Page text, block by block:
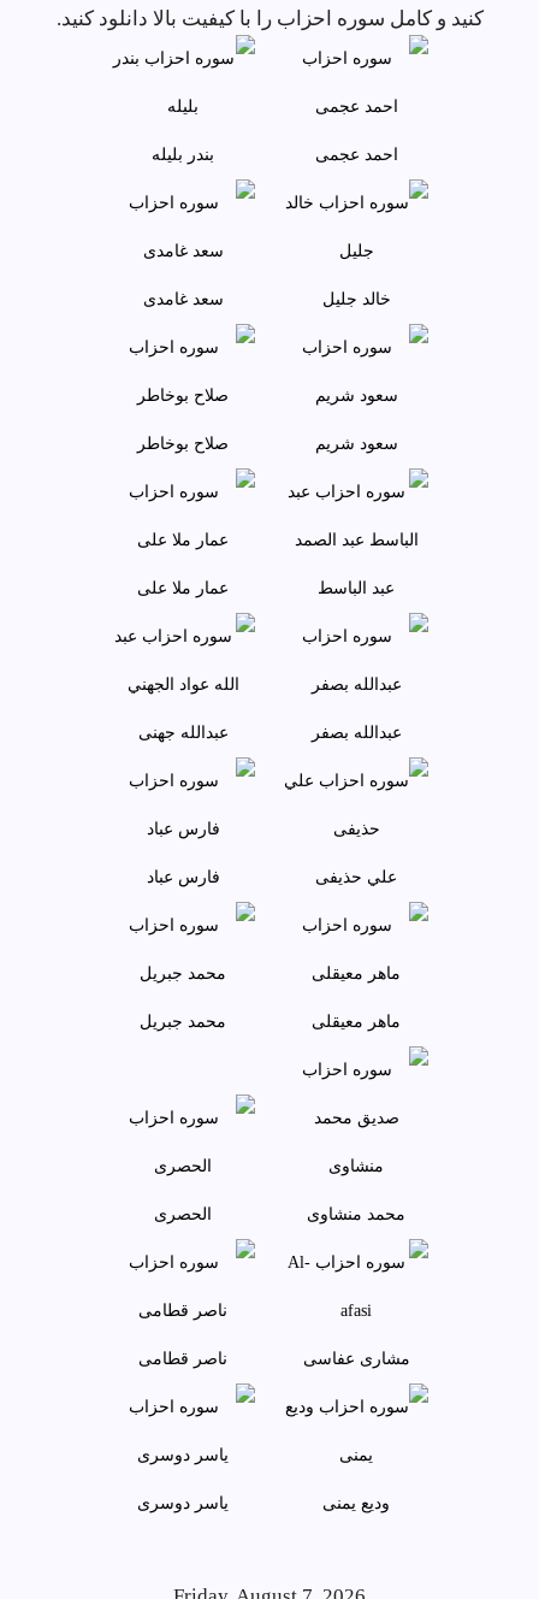
کنید و کامل سوره احزاب را با کیفیت بالا دانلود کنید.
احمد عجمى بندر بليله
خالد جليل سعد غامدی
سعود شريم صلاح بوخاطر
عبد الباسط عمار ملا علی
عبدالله بصفر عبدالله جهنی
علي حذيفی فارس عباد
ماهر معيقلی محمد جبريل
محمد منشاوی الحصری
مشاری عفاسی ناصر قطامی
وديع يمنی ياسر دوسری